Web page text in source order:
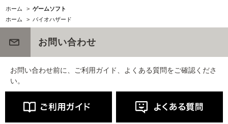
ホーム > ゲームソフト
ホーム
> バイオハザード
お問い合わせ
お問い合わせ前に、ご利用ガイド、よくある質問をご確認くださ
い。